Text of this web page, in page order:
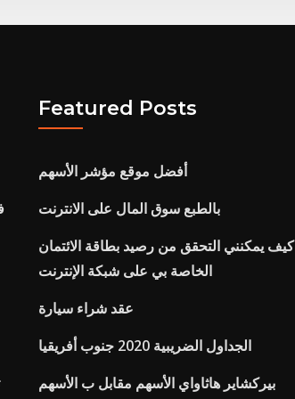
Featured Posts
أفضل موقع مؤشر الأسهم
بالطبع سوق المال على الانترنت
كيف يمكنني التحقق من رصيد بطاقة الائتمان
الخاصة بي على شبكة الإنترنت
عقد شراء سيارة
الجداول الضريبية 2020 جنوب أفريقيا
بيركشاير هاثاواي الأسهم مقابل ب الأسهم